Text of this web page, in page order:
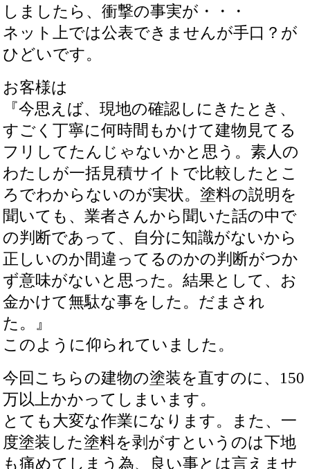
しましたら、衝撃の事実が・・・
ネット上では公表できませんが手口？が
ひどいです。
お客様は
『今思えば、現地の確認しにきたとき、
すごく丁寧に何時間もかけて建物見てる
フリしてたんじゃないかと思う。素人の
わたしが一括見積サイトで比較したとこ
ろでわからないのが実状。塗料の説明を
聞いても、業者さんから聞いた話の中で
の判断であって、自分に知識がないから
正しいのか間違ってるのかの判断がつか
ず意味がないと思った。結果として、お
金かけて無駄な事をした。だまされ
た。』
このように仰られていました。
今回こちらの建物の塗装を直すのに、150
万以上かかってしまいます。
とても大変な作業になります。また、一
度塗装した塗料を剥がすというのは下地
も痛めてしまう為、良い事とは言えませ